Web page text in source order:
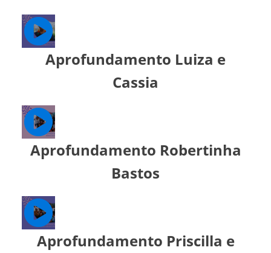
Aprofundamento Luiza e
Cassia
Aprofundamento Robertinha
Bastos
Aprofundamento Priscilla e